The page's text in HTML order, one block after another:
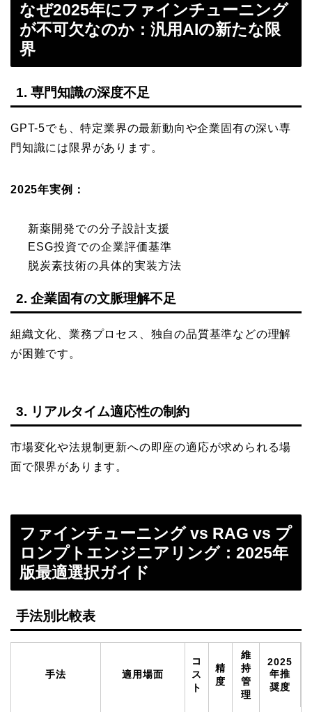
なぜ2025年にファインチューニング
が不可欠なのか：汎用AIの新たな限
界
1. 専門知識の深度不足
GPT-5でも、特定業界の最新動向や企業固有の深い専
門知識には限界があります。
2025年実例：
新薬開発での分子設計支援
ESG投資での企業評価基準
脱炭素技術の具体的実装方法
2. 企業固有の文脈理解不足
組織文化、業務プロセス、独自の品質基準などの理解
が困難です。
3. リアルタイム適応性の制約
市場変化や法規制更新への即座の適応が求められる場
面で限界があります。
ファインチューニング vs RAG vs プ
ロンプトエンジニアリング：2025年
版最適選択ガイド
手法別比較表
手法 適用場面
コ
ス
ト
精
度
維
持
管
理
2025
年推
奨度